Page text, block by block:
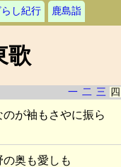
し紀行 鹿島詣
歌
一 二 三 四
が袖もさやに振ら
奥も愛しも